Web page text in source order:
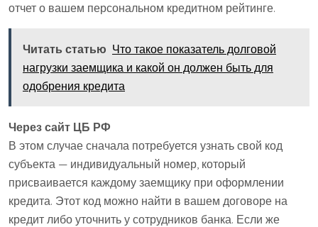
отчет о вашем персональном кредитном рейтинге.
Читать статью Что такое показатель долговой
нагрузки заемщика и какой он должен быть для
одобрения кредита
Через сайт ЦБ РФ
В этом случае сначала потребуется узнать свой код
субъекта — индивидуальный номер, который
присваивается каждому заемщику при оформлении
кредита. Этот код можно найти в вашем договоре на
кредит либо уточнить у сотрудников банка. Если же